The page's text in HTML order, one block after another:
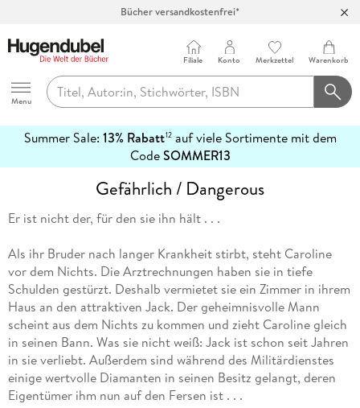
Bücher versandkostenfrei*
Abholung in über 100 Filialen
Hugendubel
Menu
Filiale Konto Merkzettel Warenkorb
Summer Sale: 13% Rabatt12auf viele Sortimente mit dem
CodeSOMMER13
erfahren
Gefährlich / Dangerous
Er ist nicht der, für den sie ihn hält . . .
Als ihr Bruder nach langer Krankheit stirbt, steht Caroline
vor dem Nichts. Die Arztrechnungen haben sie in tiefe
Schulden gestürzt. Deshalb vermietet sie ein Zimmer in ihrem
Haus an den attraktiven Jack. Der geheimnisvolle Mann
scheint aus dem Nichts zu kommen und zieht Caroline gleich
in seinen Bann. Was sie nicht weiß: Jack ist schon seit Jahren
in sie verliebt. Außerdem sind während des Militärdienstes
einige wertvolle Diamanten in seinen Besitz gelangt, deren
Eigentümer ihm nun auf den Fersen ist . . .